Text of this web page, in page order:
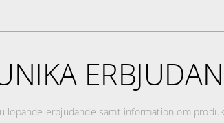
löpande erbjudande samt information om